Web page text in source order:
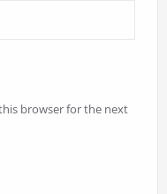
browser for the next